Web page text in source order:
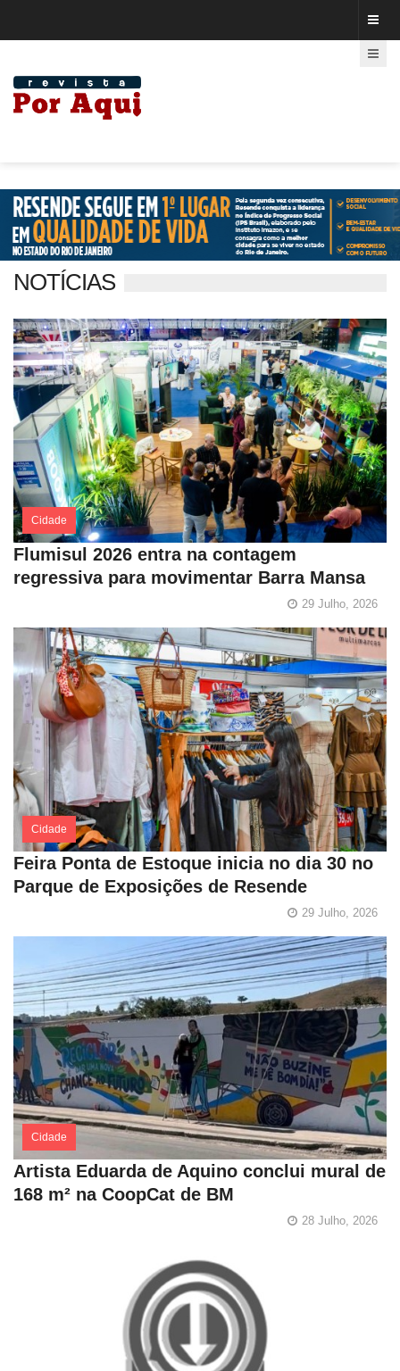
NOTÍCIAS
Cidade
Flumisul 2026 entra na contagem
regressiva para movimentar Barra Mansa
29 Julho, 2026
Cidade
Feira Ponta de Estoque inicia no dia 30 no
Parque de Exposições de Resende
29 Julho, 2026
Cidade
Artista Eduarda de Aquino conclui mural de
168 m² na CoopCat de BM
28 Julho, 2026